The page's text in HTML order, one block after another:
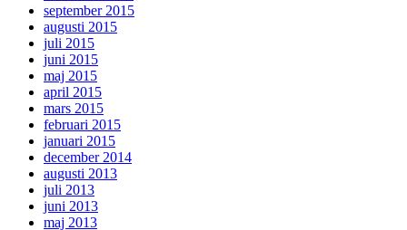
september 2015
augusti 2015
juli 2015
juni 2015
maj 2015
april 2015
mars 2015
februari 2015
januari 2015
december 2014
augusti 2013
juli 2013
juni 2013
maj 2013